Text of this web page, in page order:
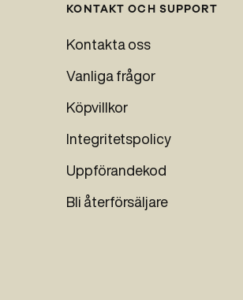
KONTAKT OCH SUPPORT
Kontakta oss
Vanliga frågor
Köpvillkor
Integritetspolicy
Uppförandekod
Bli återförsäljare